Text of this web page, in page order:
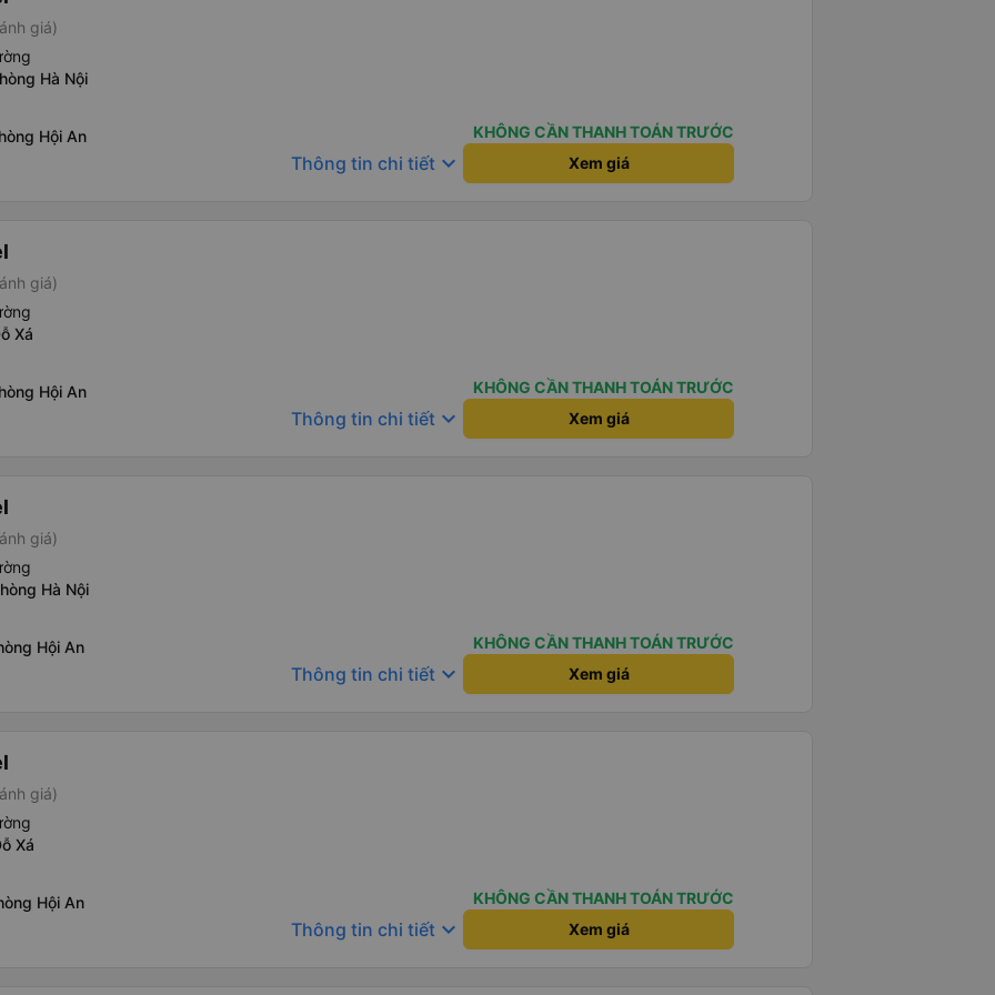
giá)
Hà Nội
Hội An
KHÔNG CẦN THANH TOÁN TRƯỚC
Thông tin chi tiết keyboard_arrow_down Xem giá
giá)
Xá
Hội An
KHÔNG CẦN THANH TOÁN TRƯỚC
Thông tin chi tiết keyboard_arrow_down Xem giá
giá)
Hà Nội
Hội An
KHÔNG CẦN THANH TOÁN TRƯỚC
Thông tin chi tiết keyboard_arrow_down Xem giá
giá)
Xá
Hội An
KHÔNG CẦN THANH TOÁN TRƯỚC
Thông tin chi tiết keyboard_arrow_down Xem giá